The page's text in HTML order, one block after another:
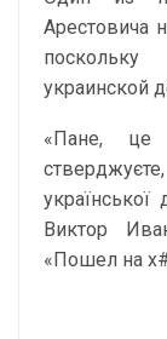
Арестовича
украинской
«Пане,
української
Виктор
«Пошел на